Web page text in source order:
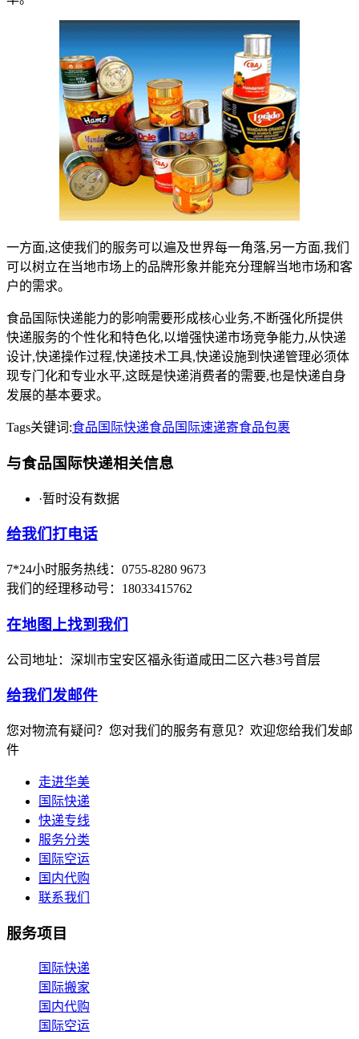
一方面,这使我们的服务可以遍及世界每一角落,另一方面,我们
可以树立在当地市场上的品牌形象并能充分理解当地市场和客
户的需求。
食品国际快递能力的影响需要形成核心业务,不断强化所提供
快递服务的个性化和特色化,以增强快递市场竞争能力,从快递
设计,快递操作过程,快递技术工具,快递设施到快递管理必须体
现专门化和专业水平,这既是快递消费者的需要,也是快递自身
发展的基本要求。
Tags关键词:食品国际快递食品国际速递寄食品包裹
与食品国际快递相关信息
·暂时没有数据
给我们打电话
7*24小时服务热线：0755-8280 9673
我们的经理移动号：18033415762
在地图上找到我们
公司地址：深圳市宝安区福永街道咸田二区六巷3号首层
给我们发邮件
您对物流有疑问？您对我们的服务有意见？欢迎您给我们发邮
件
走进华美
国际快递
快递专线
服务分类
国际空运
国内代购
联系我们
服务项目
国际快递
国际搬家
国内代购
国际空运